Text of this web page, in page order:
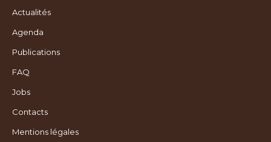
newnew
Actualités
Agenda
Publications
FAQ
Jobs
Contacts
Mentions légales